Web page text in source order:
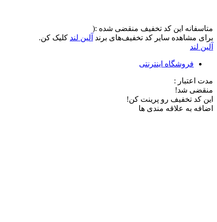
متاسفانه این کد تخفیف منقضی شده :(
برای مشاهده سایر کد تخفیف‌های برند آلین لند کلیک کن.
آلین لند
فروشگاه اینترنتی
مدت اعتبار :
منقضی شد!
این کد تخفیف رو پرینت کن!
اضافه به علاقه مندی ها